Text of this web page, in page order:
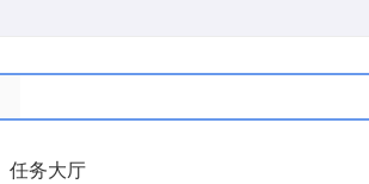
任务大厅